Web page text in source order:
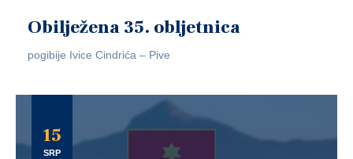
Obilježena 35. obljetnica
pogibije Ivice Cindrića – Pive
15
SRP